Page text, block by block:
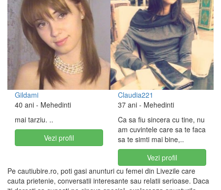
Gildami
40 ani - Mehedinti
mai tarziu. ..
Vezi profil
Claudia221
37 ani - Mehedinti
Ca sa fiu sincera cu tine, nu
am cuvintele care sa te faca
sa te simti mai bine,..
Vezi profil
Pe cautiubire.ro, poti gasi anunturi cu femei din Livezile care
cauta prietenie, conversatii interesante sau relatii serioase. Daca